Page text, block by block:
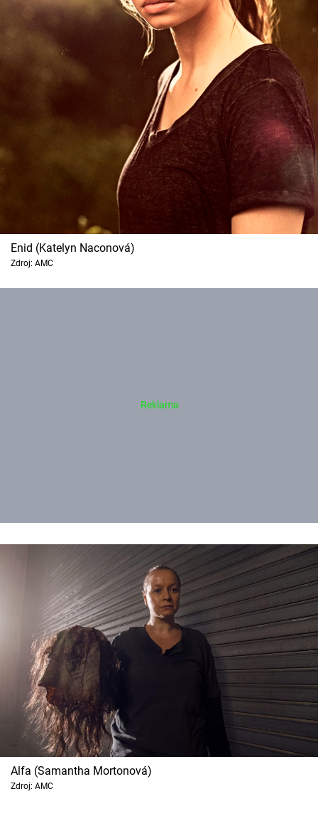
Enid (Katelyn Naconová)
Zdroj: AMC
Alfa (Samantha Mortonová)
Zdroj: AMC